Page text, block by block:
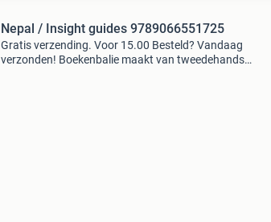
Nepal / Insight guides 9789066551725
Gratis verzending. Voor 15.00 Besteld? Vandaag
verzonden! Boekenbalie maakt van tweedehands